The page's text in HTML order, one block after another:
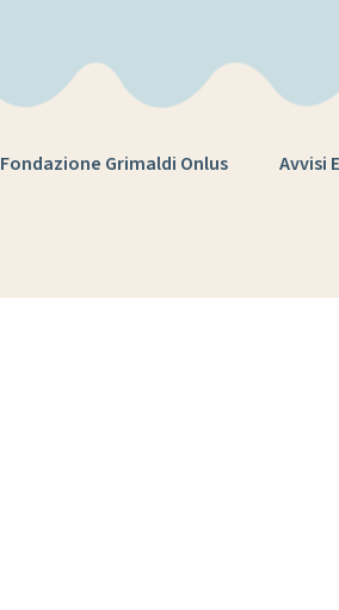
Fondazione Grimaldi Onlus Avvisi